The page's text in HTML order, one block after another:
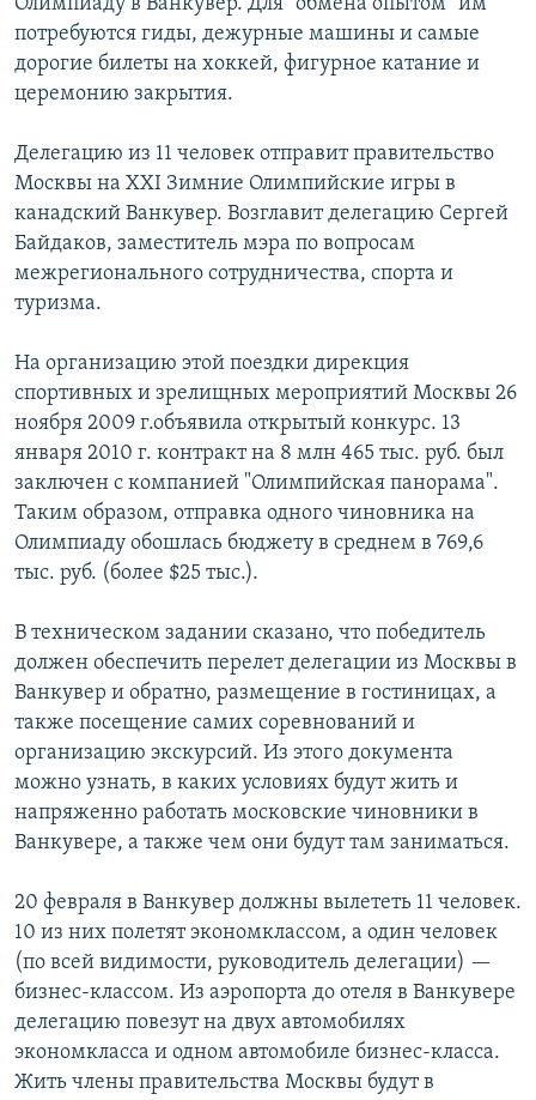
Олимпиаду в Ванкувер. Для "обмена опытом" им
потребуются гиды, дежурные машины и самые
дорогие билеты на хоккей, фигурное катание и
церемонию закрытия.
Делегацию из 11 человек отправит правительство
Москвы на ХХI Зимние Олимпийские игры в
канадский Ванкувер. Возглавит делегацию Сергей
Байдаков, заместитель мэра по вопросам
межрегионального сотрудничества, спорта и
туризма.
На организацию этой поездки дирекция
спортивных и зрелищных мероприятий Москвы 26
ноября 2009 г.объявила открытый конкурс. 13
января 2010 г. контракт на 8 млн 465 тыс. руб. был
заключен с компанией "Олимпийская панорама".
Таким образом, отправка одного чиновника на
Олимпиаду обошлась бюджету в среднем в 769,6
тыс. руб. (более $25 тыс.).
В техническом задании сказано, что победитель
должен обеспечить перелет делегации из Москвы в
Ванкувер и обратно, размещение в гостиницах, а
также посещение самих соревнований и
организацию экскурсий. Из этого документа
можно узнать, в каких условиях будут жить и
напряженно работать московские чиновники в
Ванкувере, а также чем они будут там заниматься.
20 февраля в Ванкувер должны вылететь 11 человек.
10 из них полетят экономклассом, а один человек
(по всей видимости, руководитель делегации) —
бизнес-классом. Из аэропорта до отеля в Ванкувере
делегацию повезут на двух автомобилях
экономкласса и одном автомобиле бизнес-класса.
Жить члены правительства Москвы будут в